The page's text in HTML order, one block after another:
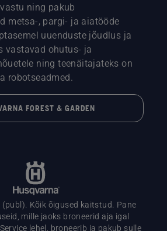
ning pakub
metsa-, pargi- ja aiatööde
uuenduste jõudlus ja
vastavad ohutus- ja
ning teenäitajateks on
robotseadmed.
FOREST & GARDEN
Kõik õigused kaitstud. Pane
mille jaoks broneerid aja igal
lehel, broneerib ja pakub sulle